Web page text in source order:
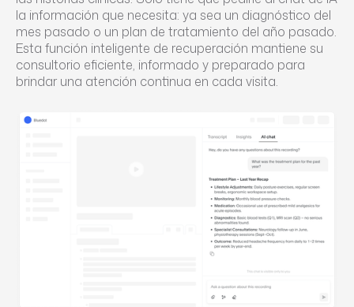
la información que necesita: ya sea un diagnóstico del
mes pasado o un plan de tratamiento del año pasado.
Esta función inteligente de recuperación mantiene su
consultorio eficiente, informado y preparado para
brindar una atención continua en cada visita.